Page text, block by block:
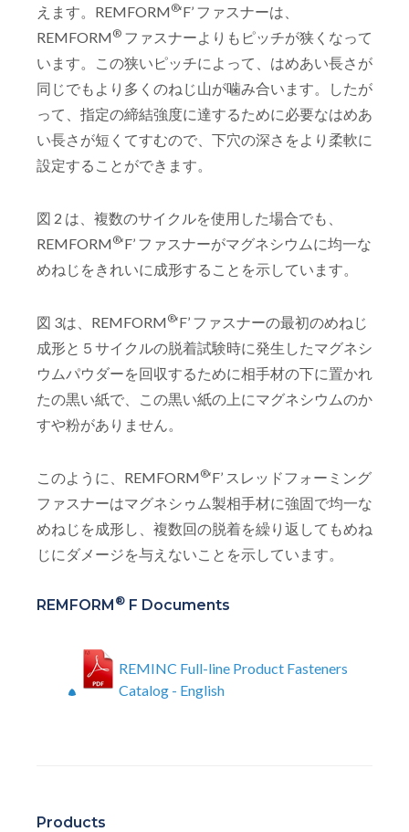
えます。REMFORM®‘F’ ファスナーは、
REMFORM® ファスナーよりもピッチが狭くなって
います。この狭いピッチによって、はめあい長さが
同じでもより多くのねじ山が噛み合います。したが
って、指定の締結強度に達するために必要なはめあ
い長さが短くてすむので、下穴の深さをより柔軟に
設定することができます。
図 2 は、複数のサイクルを使用した場合でも、
REMFORM®‘F’ ファスナーがマグネシウムに均一な
めねじをきれいに成形することを示しています。
図 3は、REMFORM®‘F’ ファスナーの最初のめねじ
成形と５サイクルの脱着試験時に発生したマグネシ
ウムパウダーを回収するために相手材の下に置かれ
たの黒い紙で、この黒い紙の上にマグネシウムのか
すや粉がありません。
このように、REMFORM®‘F’ スレッドフォーミング
ファスナーはマグネシゥム製相手材に強固で均一な
めねじを成形し、複数回の脱着を繰り返してもめね
じにダメージを与えないことを示しています。
REMFORM ® F Documents
REMINC Full-line Product Fasteners
Catalog - English
Products